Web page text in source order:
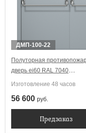
ДМП-100-22
Полуторная
дверь ei60 RAL 7040
Антипаника (две ручки)
Изготовление 48 часов
56 600 руб.
Предзаказ